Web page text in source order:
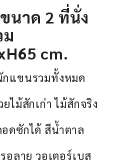
นาด 2 ที่นั่ง
cm.
กแขนรวมทั้งหมด
ไม้สักเก่า ไม้สักจริง
ดซักได้ สีน้ำตาล
อลาย วอเตอร์เบส